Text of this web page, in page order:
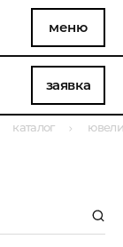
меню
заявка
каталог